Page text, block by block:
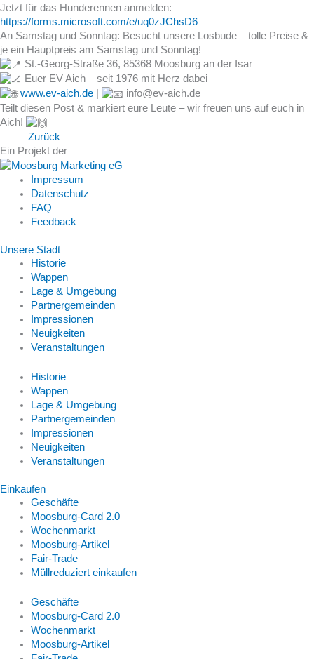
Jetzt für das Hunderennen anmelden:
https://forms.microsoft.com/e/uq0zJChsD6
An Samstag und Sonntag: Besucht unsere Losbude – tolle Preise &
je ein Hauptpreis am Samstag und Sonntag!
St.-Georg-Straße 36, 85368 Moosburg an der Isar
Euer EV Aich – seit 1976 mit Herz dabei
www.ev-aich.de
info@ev-aich.de
Teilt diesen Post & markiert eure Leute – wir freuen uns auf euch in
Aich!
Zurück
Ein Projekt der
Impressum
Datenschutz
FAQ
Feedback
Unsere Stadt
Historie
Wappen
Lage & Umgebung
Partnergemeinden
Impressionen
Neuigkeiten
Veranstaltungen
Historie
Wappen
Lage & Umgebung
Partnergemeinden
Impressionen
Neuigkeiten
Veranstaltungen
Einkaufen
Geschäfte
Moosburg-Card 2.0
Wochenmarkt
Moosburg-Artikel
Fair-Trade
Müllreduziert einkaufen
Geschäfte
Moosburg-Card 2.0
Wochenmarkt
Moosburg-Artikel